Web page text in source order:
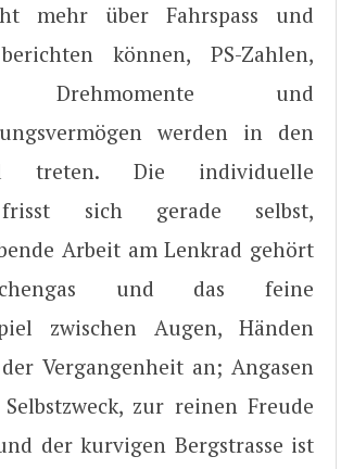
mehr über Fahrspass und
können, PS-Zahlen,
Drehmomente und
werden in den
treten. Die individuelle
sich gerade selbst,
Arbeit am Lenkrad gehört
und das feine
zwischen Augen, Händen
Vergangenheit an; Angasen
zur reinen Freude
der kurvigen Bergstrasse ist